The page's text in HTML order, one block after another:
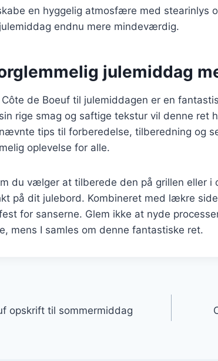
en hyggelig atmosfære med stearinlys
endnu mere mindeværdig.
julemiddag
de Boeuf til julemiddagen er en
rige smag og saftige tekstur vil denne ret
tips til forberedelse, tilberedning og
oplevelse for alle.
du vælger at tilberede den på grillen eller
på dit julebord. Kombineret med lækre
for sanserne. Glem ikke at nyde
mens I samles om denne fantastiske ret.
opskrift til sommermiddag